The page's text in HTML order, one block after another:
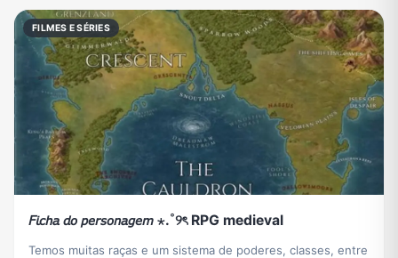
FILMES E SÉRIES
𝘍𝘪𝘤𝘩𝘢 𝘥𝘰 𝘱𝘦𝘳𝘴𝘰𝘯𝘢𝘨𝘦𝘮 ⋆.˚୨ৎ RPG medieval
Temos muitas raças e um sistema de poderes, classes, entre